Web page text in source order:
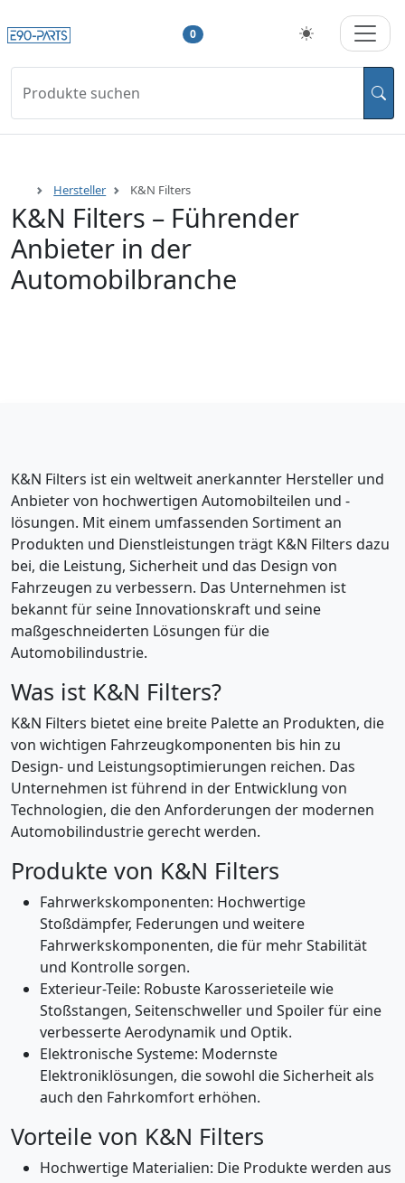
0
Produkte suchen
Hersteller K&N Filters
K&N Filters – Führender
Anbieter in der
Automobilbranche
K&N Filters ist ein weltweit anerkannter Hersteller und
Anbieter von hochwertigen Automobilteilen und -
lösungen. Mit einem umfassenden Sortiment an
Produkten und Dienstleistungen trägt K&N Filters dazu
bei, die Leistung, Sicherheit und das Design von
Fahrzeugen zu verbessern. Das Unternehmen ist
bekannt für seine Innovationskraft und seine
maßgeschneiderten Lösungen für die
Automobilindustrie.
Was ist K&N Filters?
K&N Filters bietet eine breite Palette an Produkten, die
von wichtigen Fahrzeugkomponenten bis hin zu
Design- und Leistungsoptimierungen reichen. Das
Unternehmen ist führend in der Entwicklung von
Technologien, die den Anforderungen der modernen
Automobilindustrie gerecht werden.
Produkte von K&N Filters
Fahrwerkskomponenten: Hochwertige
Stoßdämpfer, Federungen und weitere
Fahrwerkskomponenten, die für mehr Stabilität
und Kontrolle sorgen.
Exterieur-Teile: Robuste Karosserieteile wie
Stoßstangen, Seitenschweller und Spoiler für eine
verbesserte Aerodynamik und Optik.
Elektronische Systeme: Modernste
Elektroniklösungen, die sowohl die Sicherheit als
auch den Fahrkomfort erhöhen.
Vorteile von K&N Filters
Hochwertige Materialien: Die Produkte werden aus